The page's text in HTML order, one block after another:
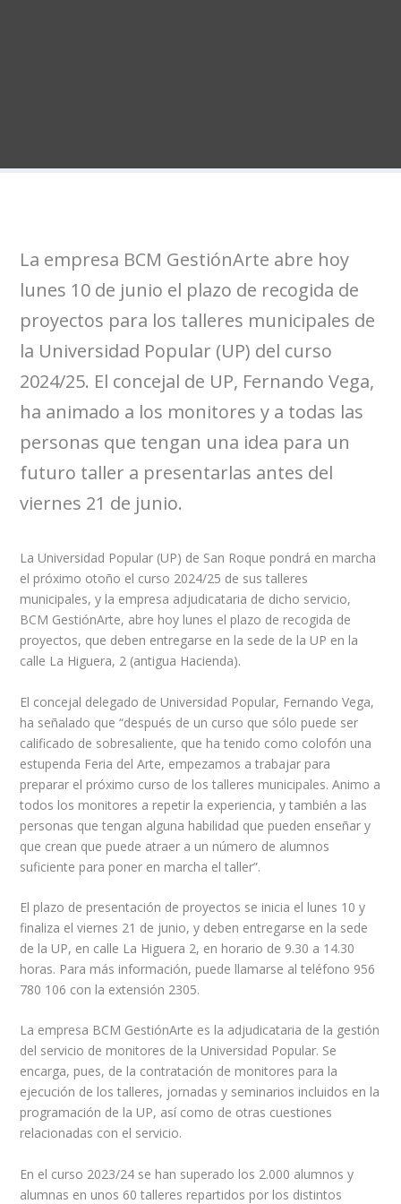
La empresa BCM GestiónArte abre hoy
lunes 10 de junio el plazo de recogida de
proyectos para los talleres municipales de
la Universidad Popular (UP) del curso
2024/25. El concejal de UP, Fernando Vega,
ha animado a los monitores y a todas las
personas que tengan una idea para un
futuro taller a presentarlas antes del
viernes 21 de junio.
La Universidad Popular (UP) de San Roque pondrá en marcha
el próximo otoño el curso 2024/25 de sus talleres
municipales, y la empresa adjudicataria de dicho servicio,
BCM GestiónArte, abre hoy lunes el plazo de recogida de
proyectos, que deben entregarse en la sede de la UP en la
calle La Higuera, 2 (antigua Hacienda).
El concejal delegado de Universidad Popular, Fernando Vega,
ha señalado que “después de un curso que sólo puede ser
calificado de sobresaliente, que ha tenido como colofón una
estupenda Feria del Arte, empezamos a trabajar para
preparar el próximo curso de los talleres municipales. Animo a
todos los monitores a repetir la experiencia, y también a las
personas que tengan alguna habilidad que pueden enseñar y
que crean que puede atraer a un número de alumnos
suficiente para poner en marcha el taller”.
El plazo de presentación de proyectos se inicia el lunes 10 y
finaliza el viernes 21 de junio, y deben entregarse en la sede
de la UP, en calle La Higuera 2, en horario de 9.30 a 14.30
horas. Para más información, puede llamarse al teléfono 956
780 106 con la extensión 2305.
La empresa BCM GestiónArte es la adjudicataria de la gestión
del servicio de monitores de la Universidad Popular. Se
encarga, pues, de la contratación de monitores para la
ejecución de los talleres, jornadas y seminarios incluidos en la
programación de la UP, así como de otras cuestiones
relacionadas con el servicio.
En el curso 2023/24 se han superado los 2.000 alumnos y
alumnas en unos 60 talleres repartidos por los distintos